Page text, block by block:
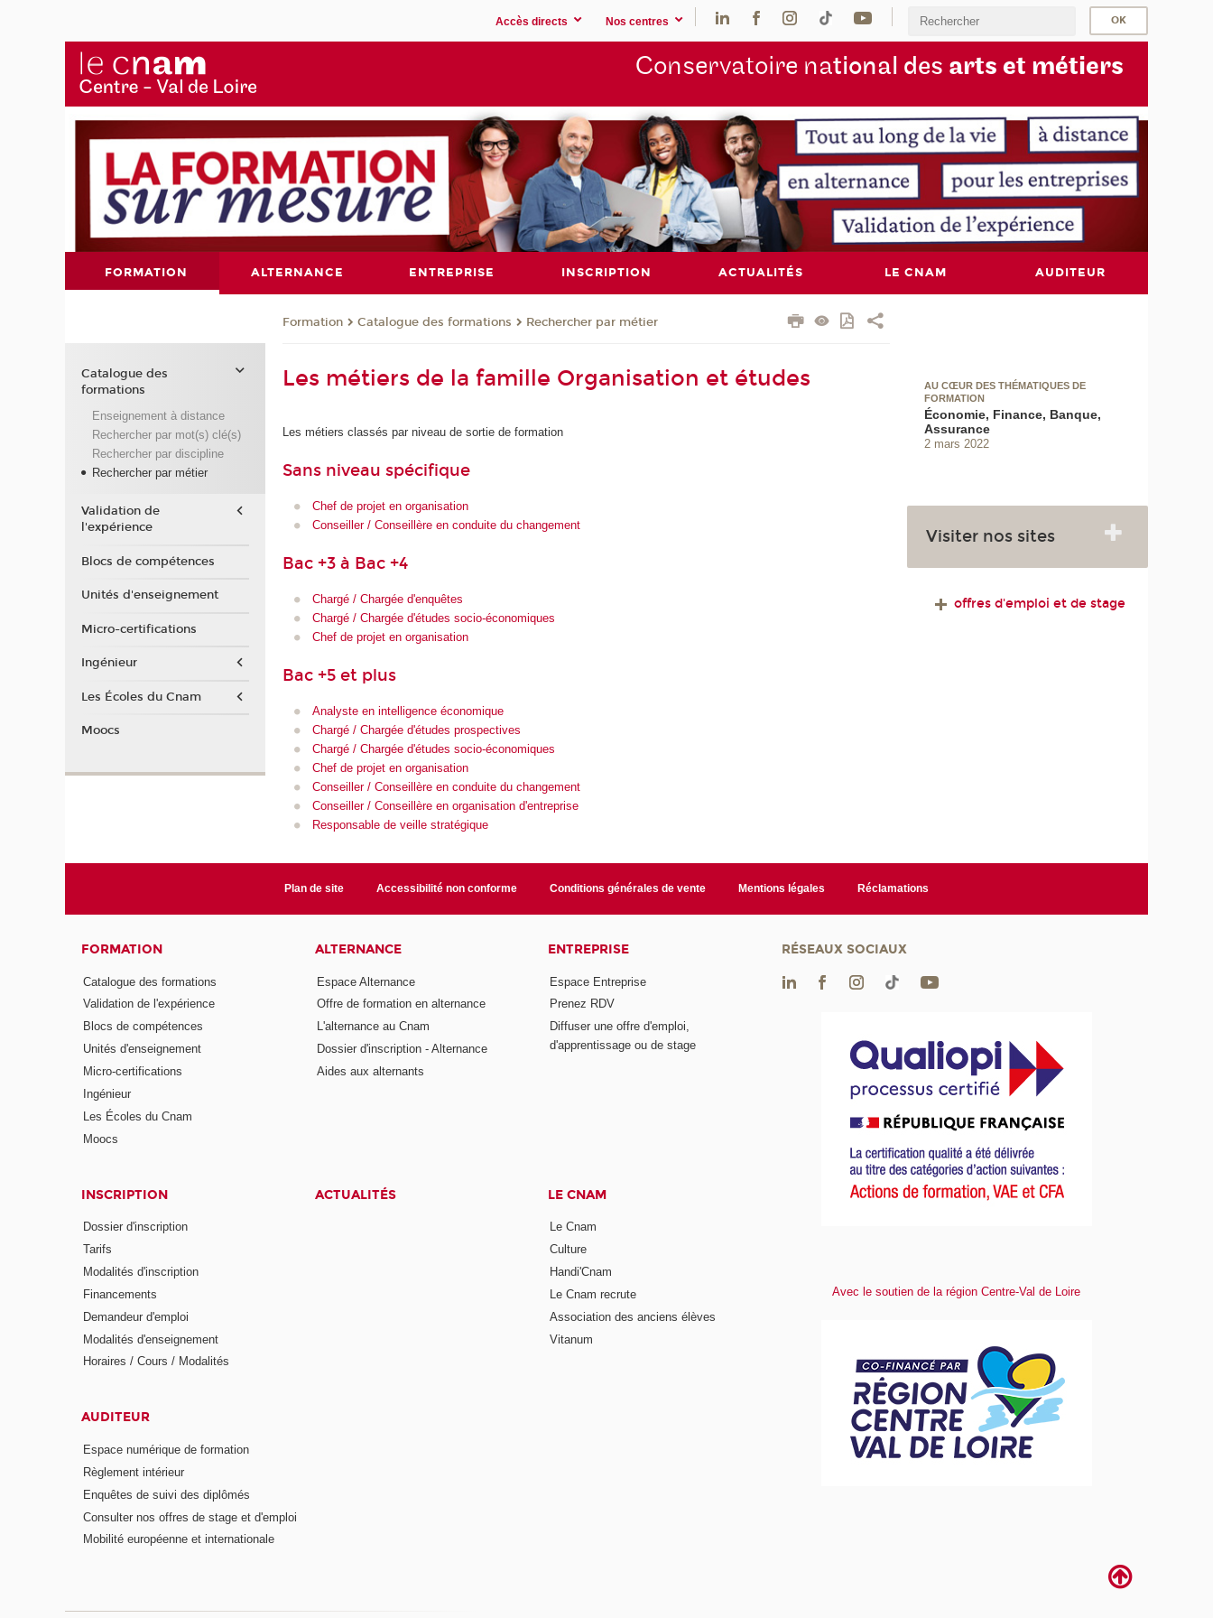
Accès directs Nos centres
Conservatoire national des arts et métiers
FORMATION ALTERNANCE ENTREPRISE INSCRIPTION ACTUALITÉS LE CNAM AUDITEUR
Formation Catalogue des formations Rechercher par métier
Les métiers de la famille Organisation et études
Les métiers classés par niveau de sortie de formation
Sans niveau spécifique
Chef de projet en organisation
Conseiller / Conseillère en conduite du changement
Bac +3 à Bac +4
Chargé / Chargée d'enquêtes
Chargé / Chargée d'études socio-économiques
Chef de projet en organisation
Bac +5 et plus
Analyste en intelligence économique
Chargé / Chargée d'études prospectives
Chargé / Chargée d'études socio-économiques
Chef de projet en organisation
Conseiller / Conseillère en conduite du changement
Conseiller / Conseillère en organisation d'entreprise
Responsable de veille stratégique
AU CŒUR DES THÉMATIQUES DE
FORMATION
Économie, Finance, Banque,
Assurance
2 mars 2022
Visiter nos sites
offres d'emploi et de stage
Catalogue des
formations
Enseignement à distance
Rechercher par mot(s) clé(s)
Rechercher par discipline
Rechercher par métier
Validation de
l'expérience
Blocs de compétences
Unités d'enseignement
Micro-certifications
Ingénieur
Les Écoles du Cnam
Moocs
Plan de site Accessibilité non conforme Conditions générales de vente Mentions légales Réclamations
FORMATION
Catalogue des formations
Validation de l'expérience
Blocs de compétences
Unités d'enseignement
Micro-certifications
Ingénieur
Les Écoles du Cnam
Moocs
ALTERNANCE
Espace Alternance
Offre de formation en alternance
L'alternance au Cnam
Dossier d'inscription - Alternance
Aides aux alternants
ENTREPRISE
Espace Entreprise
Prenez RDV
Diffuser une offre d'emploi,
d'apprentissage ou de stage
INSCRIPTION
Dossier d'inscription
Tarifs
Modalités d'inscription
Financements
Demandeur d'emploi
Modalités d'enseignement
Horaires / Cours / Modalités
ACTUALITÉS LE CNAM
Le Cnam
Culture
Handi'Cnam
Le Cnam recrute
Association des anciens élèves
Vitanum
AUDITEUR
Espace numérique de formation
Règlement intérieur
Enquêtes de suivi des diplômés
Consulter nos offres de stage et d'emploi
Mobilité européenne et internationale
RÉSEAUX SOCIAUX
Avec le soutien de la région Centre-Val de Loire